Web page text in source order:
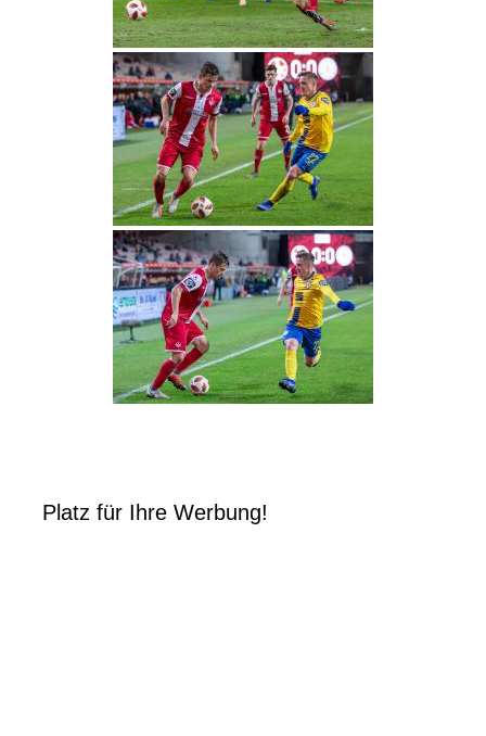
Platz für Ihre Werbung!